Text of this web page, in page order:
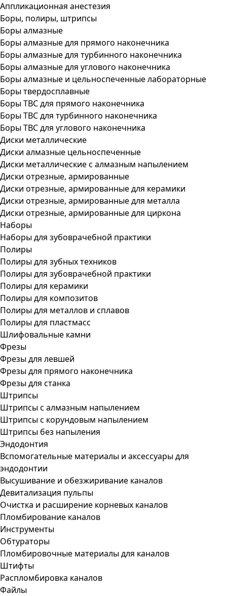
Аппликационная анестезия
Боры, полиры, штрипсы
Боры алмазные
Боры алмазные для прямого наконечника
Боры алмазные для турбинного наконечника
Боры алмазные для углового наконечника
Боры алмазные и цельноспеченные лабораторные
Боры твердосплавные
Боры ТВС для прямого наконечника
Боры ТВС для турбинного наконечника
Боры ТВС для углового наконечника
Диски металлические
Диски алмазные цельноспеченные
Диски металлические с алмазным напылением
Диски отрезные, армированные
Диски отрезные, армированные для керамики
Диски отрезные, армированные для металла
Диски отрезные, армированные для циркона
Наборы
Наборы для зубоврачебной практики
Полиры
Полиры для зубных техников
Полиры для зубоврачебной практики
Полиры для керамики
Полиры для композитов
Полиры для металлов и сплавов
Полиры для пластмасс
Шлифовальные камни
Фрезы
Фрезы для левшей
Фрезы для прямого наконечника
Фрезы для станка
Штрипсы
Штрипсы c алмазным напылением
Штрипсы c корундовым напылением
Штрипсы без напыления
Эндодонтия
Вспомогательные материалы и аксессуары для
эндодонтии
Высушивание и обезжиривание каналов
Девитализация пульпы
Очистка и расширение корневых каналов
Пломбирование каналов
Инструменты
Обтураторы
Пломбировочные материалы для каналов
Штифты
Распломбировка каналов
Файлы